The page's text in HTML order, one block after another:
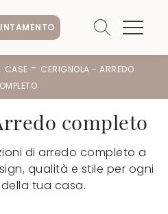
CASE - CERIGNOLA - ARREDO
completo
di arredo completo a
qualità e stile per ogni
tua casa.